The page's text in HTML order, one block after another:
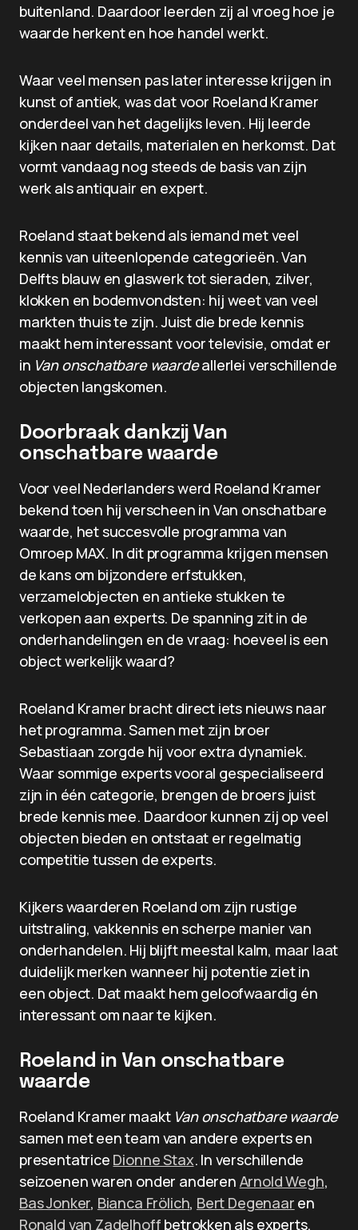
buitenland. Daardoor leerden zij al vroeg hoe je
waarde herkent en hoe handel werkt.
Waar veel mensen pas later interesse krijgen in
kunst of antiek, was dat voor Roeland Kramer
onderdeel van het dagelijks leven. Hij leerde
kijken naar details, materialen en herkomst. Dat
vormt vandaag nog steeds de basis van zijn
werk als antiquair en expert.
Roeland staat bekend als iemand met veel
kennis van uiteenlopende categorieën. Van
Delfts blauw en glaswerk tot sieraden, zilver,
klokken en bodemvondsten: hij weet van veel
markten thuis te zijn. Juist die brede kennis
maakt hem interessant voor televisie, omdat er
in Van onschatbare waardeallerlei verschillende
objecten langskomen.
Doorbraak dankzij Van
onschatbare waarde
Voor veel Nederlanders werd Roeland Kramer
bekend toen hij verscheen in Van onschatbare
waarde, het succesvolle programma van
Omroep MAX. In dit programma krijgen mensen
de kans om bijzondere erfstukken,
verzamelobjecten en antieke stukken te
verkopen aan experts. De spanning zit in de
onderhandelingen en de vraag: hoeveel is een
object werkelijk waard?
Roeland Kramer bracht direct iets nieuws naar
het programma. Samen met zijn broer
Sebastiaan zorgde hij voor extra dynamiek.
Waar sommige experts vooral gespecialiseerd
zijn in één categorie, brengen de broers juist
brede kennis mee. Daardoor kunnen zij op veel
objecten bieden en ontstaat er regelmatig
competitie tussen de experts.
Kijkers waarderen Roeland om zijn rustige
uitstraling, vakkennis en scherpe manier van
onderhandelen. Hij blijft meestal kalm, maar laat
duidelijk merken wanneer hij potentie ziet in
een object. Dat maakt hem geloofwaardig én
interessant om naar te kijken.
Roeland in Van onschatbare
waarde
Roeland Kramer maakt Van onschatbare waarde
samen met een team van andere experts en
presentatrice Dionne Stax. In verschillende
seizoenen waren onder anderen Arnold Wegh,
Bas Jonker, Bianca Frölich, Bert Degenaar en
Ronald van Zadelhoff betrokken als experts.